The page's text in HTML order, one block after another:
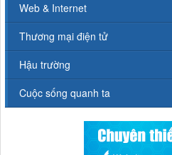
Web & Internet
Thương mại điện tử
Hậu trường
Cuộc sống quanh ta